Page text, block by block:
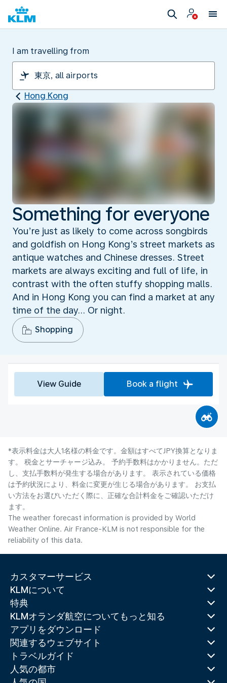
I am travelling from
Hong Kong
Something for everyone
You’re just as likely to come across songbirds
and goldfish on Hong Kong’s street markets as
antique watches and Chinese dresses. Street
markets are always exciting and full of life, in
contrast with the often stuffy shopping malls.
And in Hong Kong you can find a market at any
time of the day... Or night.
Shopping
View Guide Book a flight
*表示料金は大人1名様の料金です。金額はすべてJPY換算となりま
す。 税金とサーチャージ込み。 予約手数料はかかりません。ただ
し、支払手数料が発生する場合があります。 表示されている価格
は予約状況により、料金に変更が生じる場合があります。 お支払
い方法をお選びいただく際に、正確な合計料金をご確認いただけ
ます。
The weather forecast information is provided by World
Weather Online. Air France-KLM is not responsible for the
reliability of this data.
カスタマーサービス
KLMについて
特典
KLMオランダ航空についてもっと知る
アプリをダウンロード
関連するウェブサイト
トラベルガイド
人気の都市